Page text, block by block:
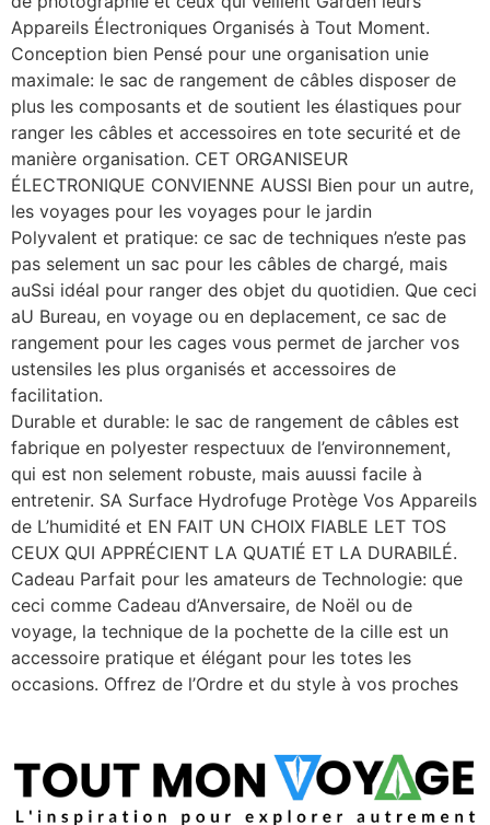
Appareils Électroniques Organisés à Tout Moment.
Conception bien Pensé pour une organisation unie
maximale: le sac de rangement de câbles disposer de
plus les composants et de soutient les élastiques pour
ranger les câbles et accessoires en tote securité et de
manière organisation. CET ORGANISEUR
ÉLECTRONIQUE CONVIENNE AUSSI Bien pour un autre,
les voyages pour les voyages pour le jardin
Polyvalent et pratique: ce sac de techniques n’este pas
pas selement un sac pour les câbles de chargé, mais
auSsi idéal pour ranger des objet du quotidien. Que ceci
aU Bureau, en voyage ou en deplacement, ce sac de
rangement pour les cages vous permet de jarcher vos
ustensiles les plus organisés et accessoires de
facilitation.
Durable et durable: le sac de rangement de câbles est
fabrique en polyester respectuux de l’environnement,
qui est non selement robuste, mais auussi facile à
entretenir. SA Surface Hydrofuge Protège Vos Appareils
de L’humidité et EN FAIT UN CHOIX FIABLE LET TOS
CEUX QUI APPRÉCIENT LA QUATIÉ ET LA DURABILÉ.
Cadeau Parfait pour les amateurs de Technologie: que
ceci comme Cadeau d’Anversaire, de Noël ou de
voyage, la technique de la pochette de la cille est un
accessoire pratique et élégant pour les totes les
occasions. Offrez de l’Ordre et du style à vos proches